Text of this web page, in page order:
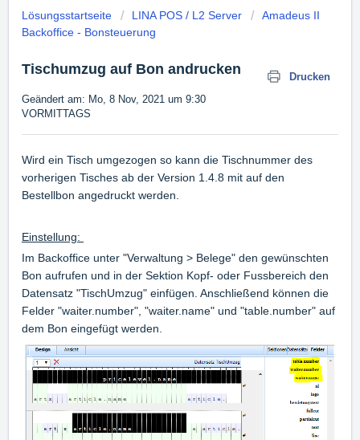
Lösungsstartseite LINA POS / L2 Server
Amadeus II
Backoffice - Bonsteuerung
Tischumzug auf Bon andrucken
Drucken
Geändert am: Mo, 8 Nov, 2021 um 9:30
VORMITTAGS
Wird ein Tisch umgezogen so kann die Tischnummer des
vorherigen Tisches ab der Version 1.4.8 mit auf den
Bestellbon angedruckt werden.
Einstellung:
Im Backoffice unter "Verwaltung > Belege" den gewünschten
Bon aufrufen und in der Sektion Kopf- oder Fussbereich den
Datensatz "TischUmzug" einfügen. Anschließend können die
Felder "waiter.number", "waiter.name" und "table.number" auf
dem Bon eingefügt werden.